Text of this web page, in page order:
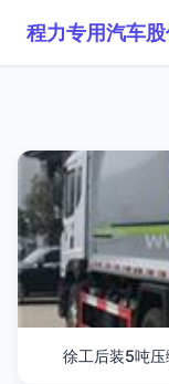
徐工后装5吨